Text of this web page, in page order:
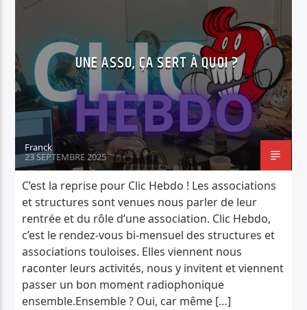
UNE ASSO, ÇA SERT À QUOI ?
Franck
23 SEPTEMBRE 2025
C’est la reprise pour Clic Hebdo ! Les associations
et structures sont venues nous parler de leur
rentrée et du rôle d’une association. Clic Hebdo,
c’est le rendez-vous bi-mensuel des structures et
associations touloises. Elles viennent nous
raconter leurs activités, nous y invitent et viennent
passer un bon moment radiophonique
ensemble.Ensemble ? Oui, car même […]